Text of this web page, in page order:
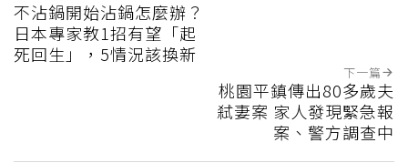
不沾鍋開始沾鍋怎麼辦？
日本專家教1招有望「起
死回生」，5情況該換新
下一篇
桃園平鎮傳出80多歲夫
弒妻案 家人發現緊急報
案、警方調查中